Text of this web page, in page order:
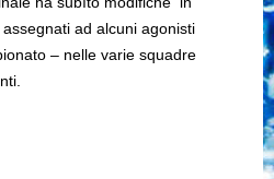
ad alcuni agonisti
– nelle varie squadre